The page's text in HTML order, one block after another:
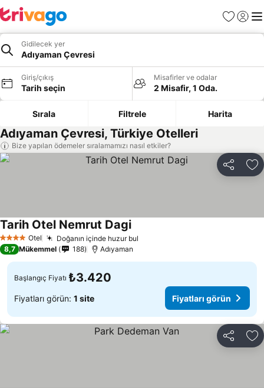
Favoriler
Giriş
Gidilecek yer
Adıyaman Çevresi
Giriş/çıkış
Tarih seçin
Misafirler ve odalar
2 Misafir, 1 Oda.
Sırala Filtrele Harita
Adıyaman Çevresi, Türkiye Otelleri
Bize yapılan ödemeler sıralamamızı nasıl etkiler?
Paylaş
4 Yıldız Otel Doğanın içinde huzur bul
Tarih Otel Nemrut DagiFiyatları görün
8,7 Mükemmel 188 Adıyaman
Başlangıç Fiyatı ₺3.420
Fiyatları görün: 1 site Fiyatları görün
Paylaş